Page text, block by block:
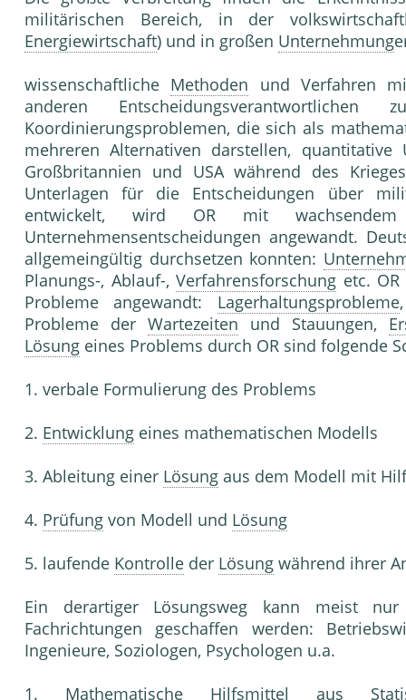
militärischen Bereich, in der
Energiewirtschaft) und in großen Unternehmung
wissenschaftliche Methoden und Verfahren
anderen
Koordinierungsproblemen, die sich als
mehreren Alternativen darstellen,
Großbritannien und USA während des
Unterlagen für die Entscheidungen über
entwickelt, wird OR mit
Unternehmensentscheidungen angewandt.
allgemeingültig durchsetzen konnten:
Planungs-, Ablauf-,Verfahrensforschung etc.
Probleme angewandt: Lagerhaltungsprobleme
Probleme der Wartezeiten und Stauungen,
Lösung eines Problems durch OR sind folgende
1. verbale Formulierung des Problems
2. Entwicklung eines mathematischen Modells
3. Ableitung einer Lösung aus dem Modell mit
4. Prüfung von Modell und Lösung
5. laufende Kontrolle der Lösung während ihrer
Ein derartiger Lösungsweg kann meist nur
Fachrichtungen geschaffen werden:
Ingenieure, Soziologen, Psychologen u.a.
1. Mathematische Hilfsmittel aus